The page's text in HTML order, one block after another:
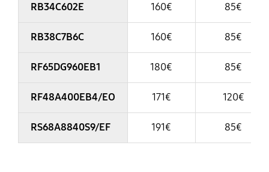
RB34C602E 160€ 85€
RB38C7B6C 160€ 85€
RF65DG960EB1 180€ 85€
RF48A400EB4/EO 171€ 120€
RS68A8840S9/EF 191€ 85€